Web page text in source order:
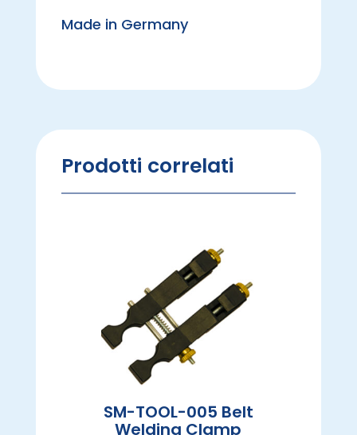
Made in Germany
Prodotti correlati
SM-TOOL-005 Belt
Welding Clamp